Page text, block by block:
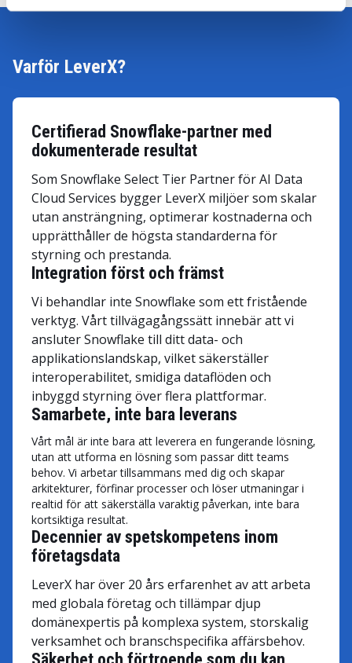
Varför LeverX?
Certifierad Snowflake-partner med
dokumenterade resultat
Som Snowflake Select Tier Partner för AI Data
Cloud Services bygger LeverX miljöer som skalar
utan ansträngning, optimerar kostnaderna och
upprätthåller de högsta standarderna för
styrning och prestanda.
Decennier av spetskompetens inom
företagsdata
LeverX har över 20 års erfarenhet av att arbeta
med globala företag och tillämpar djup
domänexpertis på komplexa system, storskalig
verksamhet och branschspecifika affärsbehov.
Integration först och främst
Vi behandlar inte Snowflake som ett fristående
verktyg. Vårt tillvägagångssätt innebär att vi
ansluter Snowflake till ditt data- och
applikationslandskap, vilket säkerställer
interoperabilitet, smidiga dataflöden och
inbyggd styrning över flera plattformar.
Samarbete, inte bara leverans
Vårt mål är inte bara att leverera en fungerande lösning,
utan att utforma en lösning som passar ditt teams
behov. Vi arbetar tillsammans med dig och skapar
arkitekturer, förfinar processer och löser utmaningar i
realtid för att säkerställa varaktig påverkan, inte bara
kortsiktiga resultat.